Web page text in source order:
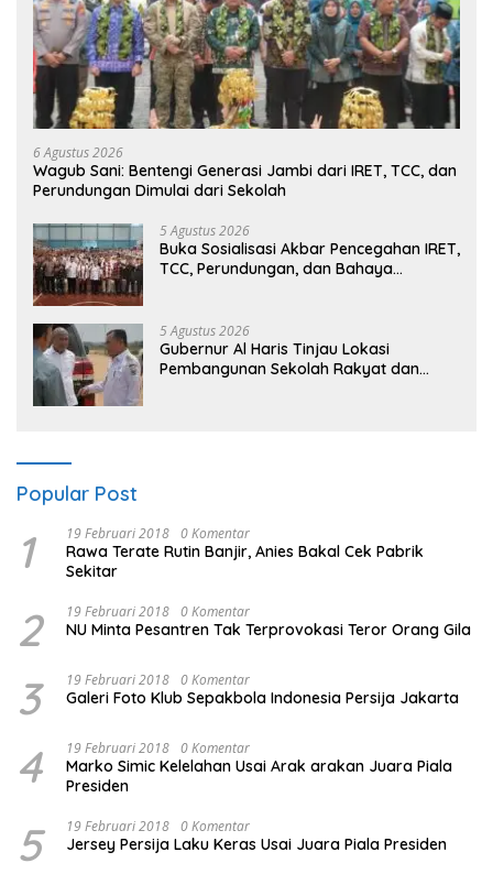
6 Agustus 2026
Wagub Sani: Bentengi Generasi Jambi dari IRET, TCC, dan
Perundungan Dimulai dari Sekolah
5 Agustus 2026
Buka Sosialisasi Akbar Pencegahan IRET,
TCC, Perundungan, dan Bahaya
masa depan sudah ada di tangan”
5 Agustus 2026
Gubernur Al Haris Tinjau Lokasi
Pembangunan Sekolah Rakyat dan
Popular Post
1 19 Februari 2018 0 Komentar
Rawa Terate Rutin Banjir, Anies Bakal Cek Pabrik
Sekitar
2 19 Februari 2018 0 Komentar
NU Minta Pesantren Tak Terprovokasi Teror Orang Gila
3 19 Februari 2018 0 Komentar
Galeri Foto Klub Sepakbola Indonesia Persija Jakarta
4 19 Februari 2018 0 Komentar
Marko Simic Kelelahan Usai Arak arakan Juara Piala
Presiden
5 19 Februari 2018 0 Komentar
Jersey Persija Laku Keras Usai Juara Piala Presiden